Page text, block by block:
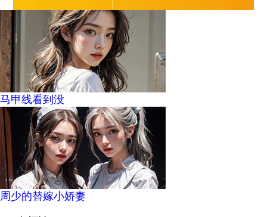
马甲线看到没
周少的替嫁小娇妻